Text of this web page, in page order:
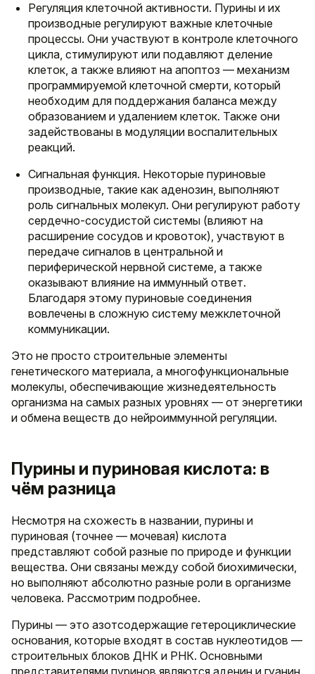
Регуляция клеточной активности. Пурины и их
производные регулируют важные клеточные
процессы. Они участвуют в контроле клеточного
цикла, стимулируют или подавляют деление
клеток, а также влияют на апоптоз — механизм
программируемой клеточной смерти, который
необходим для поддержания баланса между
образованием и удалением клеток. Также они
задействованы в модуляции воспалительных
реакций.
Сигнальная функция. Некоторые пуриновые
производные, такие как аденозин, выполняют
роль сигнальных молекул. Они регулируют работу
сердечно-сосудистой системы (влияют на
расширение сосудов и кровоток), участвуют в
передаче сигналов в центральной и
периферической нервной системе, а также
оказывают влияние на иммунный ответ.
Благодаря этому пуриновые соединения
вовлечены в сложную систему межклеточной
коммуникации.
Это не просто строительные элементы
генетического материала, а многофункциональные
молекулы, обеспечивающие жизнедеятельность
организма на самых разных уровнях — от энергетики
и обмена веществ до нейроиммунной регуляции.
Пурины и пуриновая кислота: в
чём разница
Несмотря на схожесть в названии, пурины и
пуриновая (точнее — мочевая) кислота
представляют собой разные по природе и функции
вещества. Они связаны между собой биохимически,
но выполняют абсолютно разные роли в организме
человека. Рассмотрим подробнее.
Пурины — это азотсодержащие гетероциклические
основания, которые входят в состав нуклеотидов —
строительных блоков ДНК и РНК. Основными